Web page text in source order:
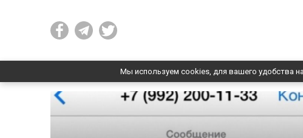
Мы используем cookies, для вашего удобства